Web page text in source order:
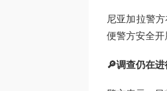
尼亚加拉警
便警方安全开
🔎调查仍在